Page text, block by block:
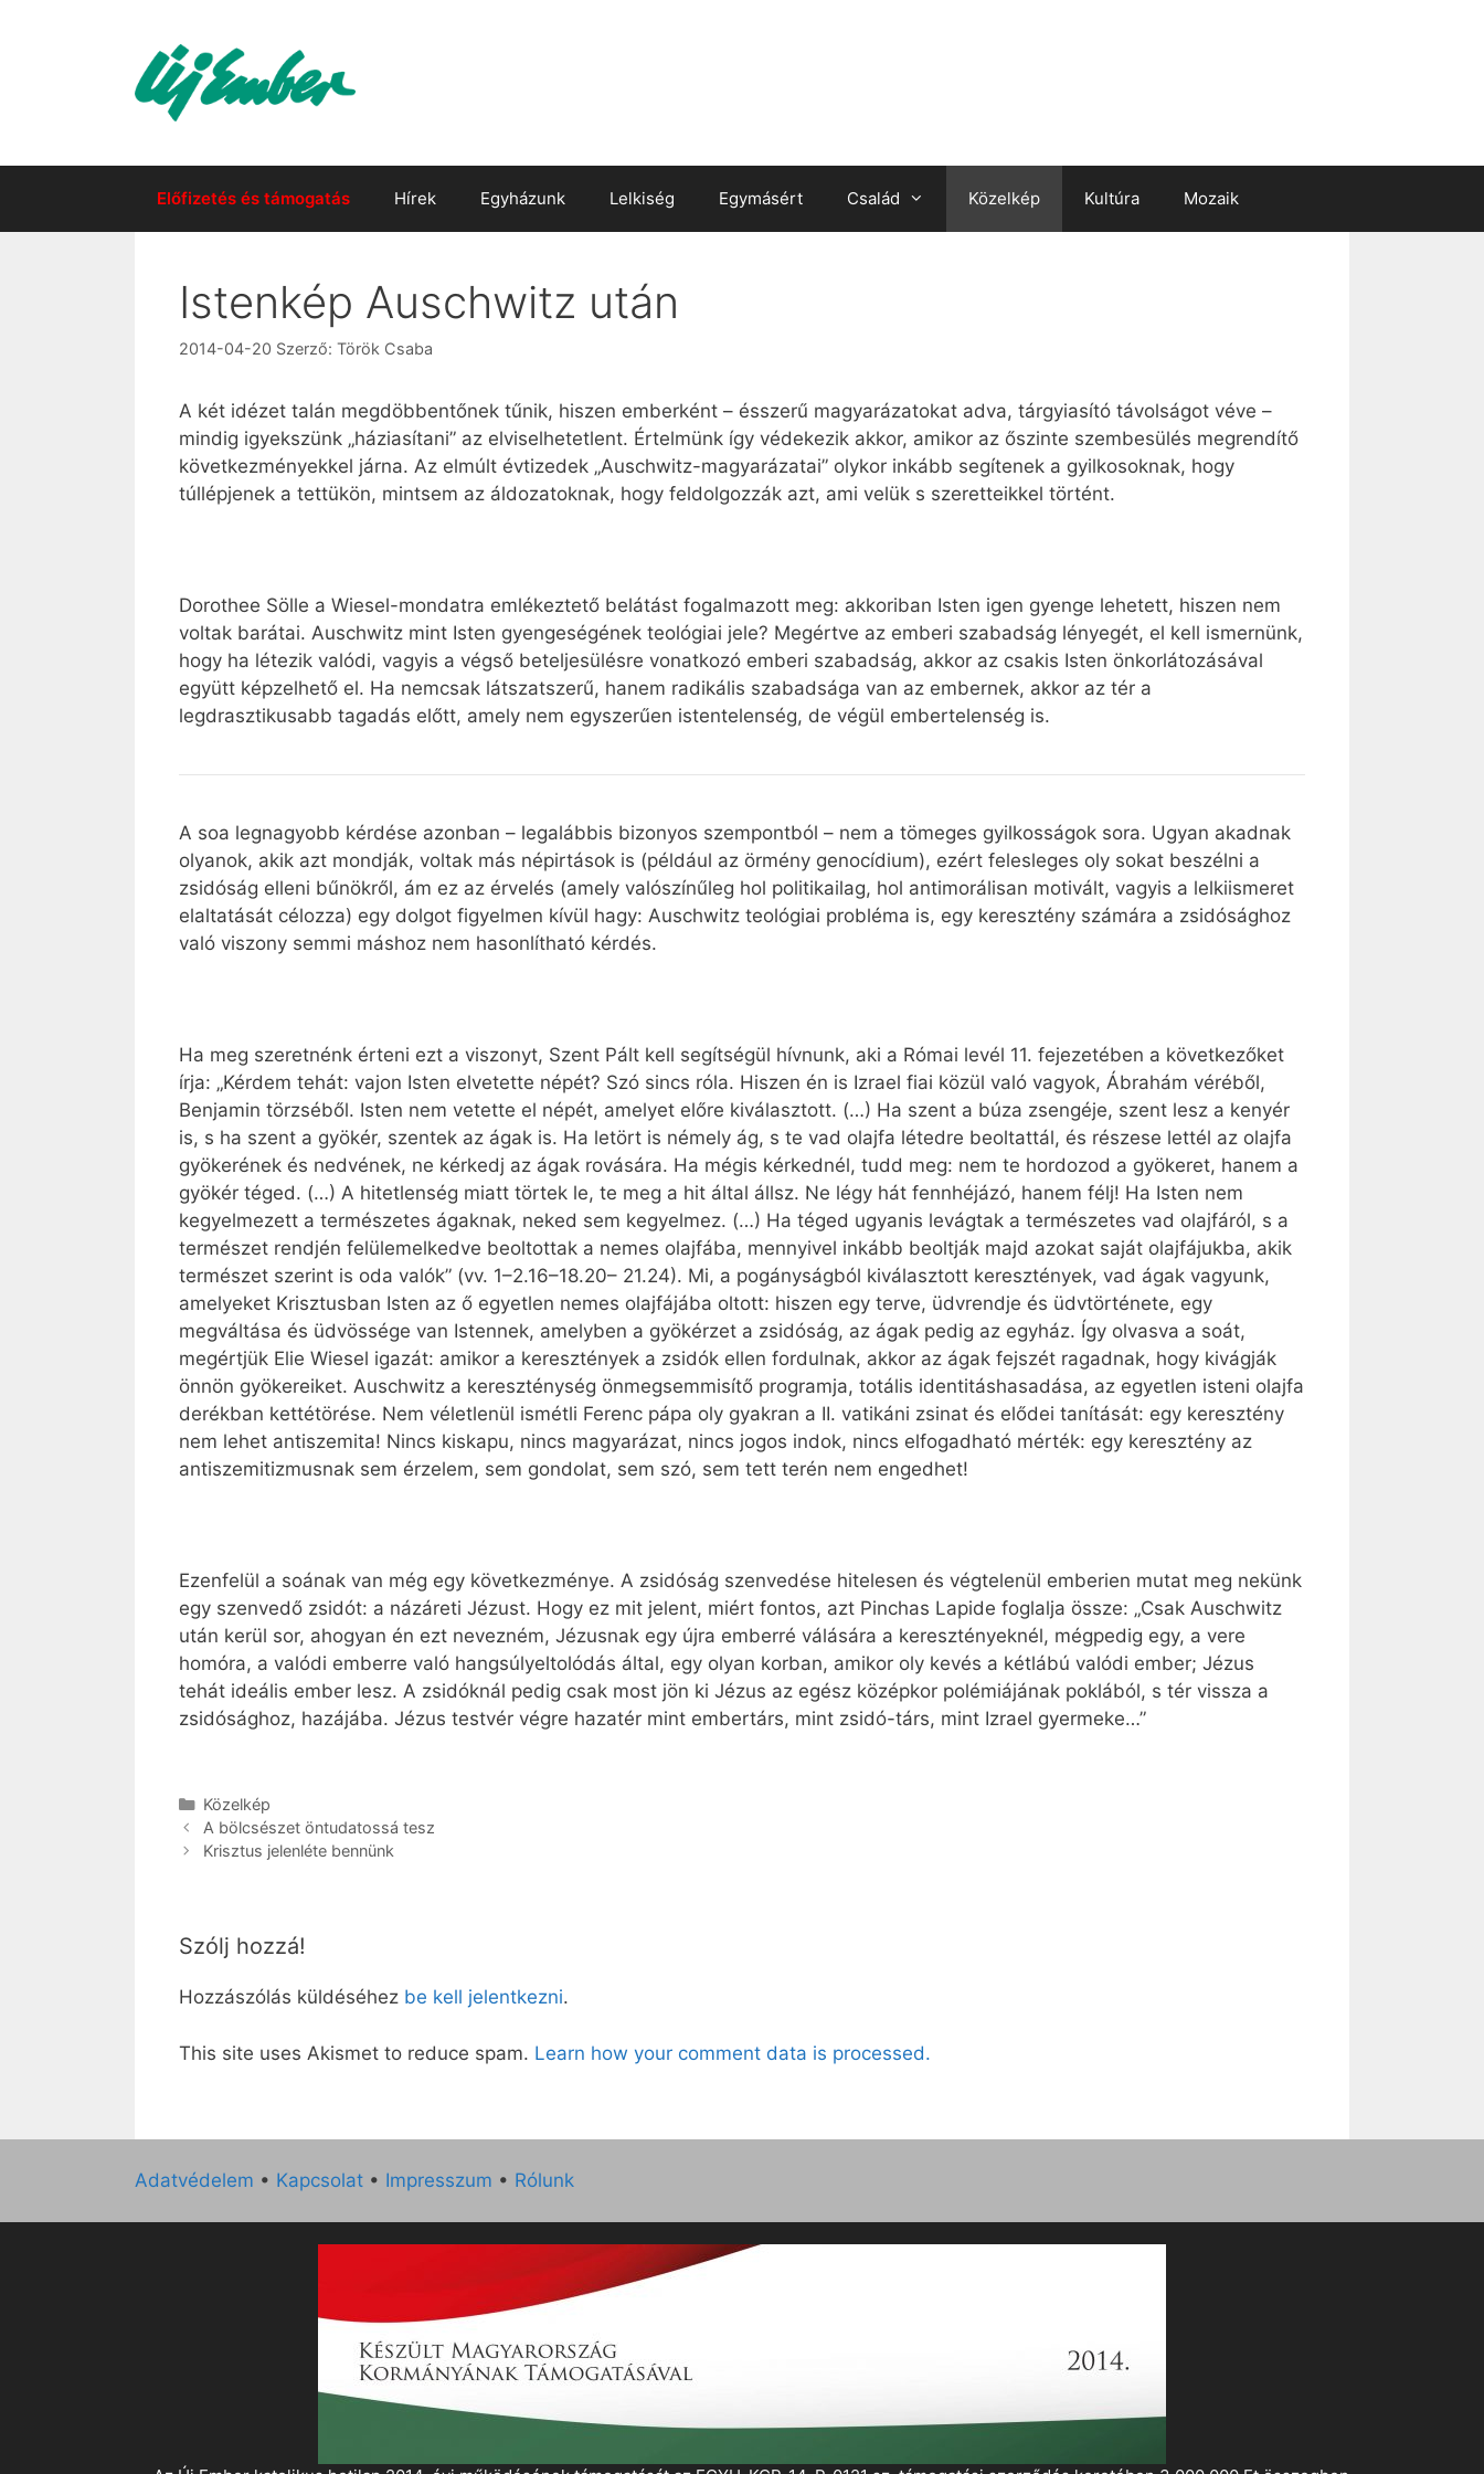
Előfizetés és támogatás Hírek Egyházunk Lelkiség Egymásért Család Közelkép Kultúra Mozaik
Istenkép Auschwitz után
2014-04-20 Szerző: Török Csaba
A két idézet talán megdöbbentőnek tűnik, hiszen emberként – ésszerű magyarázatokat adva, tárgyiasító távolságot véve –
mindig igyekszünk „háziasítani” az elviselhetetlent. Értelmünk így védekezik akkor, amikor az őszinte szembesülés megrendítő
következményekkel járna. Az elmúlt évtizedek „Auschwitz-magyarázatai” olykor inkább segítenek a gyilkosoknak, hogy
túllépjenek a tettükön, mintsem az áldozatoknak, hogy feldolgozzák azt, ami velük s szeretteikkel történt.
Dorothee Sölle a Wiesel-mondatra emlékeztető belátást fogalmazott meg: akkoriban Isten igen gyenge lehetett, hiszen nem
voltak barátai. Auschwitz mint Isten gyengeségének teológiai jele? Megértve az emberi szabadság lényegét, el kell ismernünk,
hogy ha létezik valódi, vagyis a végső beteljesülésre vonatkozó emberi szabadság, akkor az csakis Isten önkorlátozásával
együtt képzelhető el. Ha nemcsak látszatszerű, hanem radikális szabadsága van az embernek, akkor az tér a
legdrasztikusabb tagadás előtt, amely nem egyszerűen istentelenség, de végül embertelenség is.
A soa legnagyobb kérdése azonban – legalábbis bizonyos szempontból – nem a tömeges gyilkosságok sora. Ugyan akadnak
olyanok, akik azt mondják, voltak más népirtások is (például az örmény genocídium), ezért felesleges oly sokat beszélni a
zsidóság elleni bűnökről, ám ez az érvelés (amely valószínűleg hol politikailag, hol antimorálisan motivált, vagyis a lelkiismeret
elaltatását célozza) egy dolgot figyelmen kívül hagy: Auschwitz teológiai probléma is, egy keresztény számára a zsidósághoz
való viszony semmi máshoz nem hasonlítható kérdés.
Ha meg szeretnénk érteni ezt a viszonyt, Szent Pált kell segítségül hívnunk, aki a Római levél 11. fejezetében a következőket
írja: „Kérdem tehát: vajon Isten elvetette népét? Szó sincs róla. Hiszen én is Izrael fiai közül való vagyok, Ábrahám véréből,
Benjamin törzséből. Isten nem vetette el népét, amelyet előre kiválasztott. (…) Ha szent a búza zsengéje, szent lesz a kenyér
is, s ha szent a gyökér, szentek az ágak is. Ha letört is némely ág, s te vad olajfa létedre beoltattál, és részese lettél az olajfa
gyökerének és nedvének, ne kérkedj az ágak rovására. Ha mégis kérkednél, tudd meg: nem te hordozod a gyökeret, hanem a
gyökér téged. (…) A hitetlenség miatt törtek le, te meg a hit által állsz. Ne légy hát fennhéjázó, hanem félj! Ha Isten nem
kegyelmezett a természetes ágaknak, neked sem kegyelmez. (…) Ha téged ugyanis levágtak a természetes vad olajfáról, s a
természet rendjén felülemelkedve beoltottak a nemes olajfába, mennyivel inkább beoltják majd azokat saját olajfájukba, akik
természet szerint is oda valók” (vv. 1–2.16–18.20– 21.24). Mi, a pogányságból kiválasztott keresztények, vad ágak vagyunk,
amelyeket Krisztusban Isten az ő egyetlen nemes olajfájába oltott: hiszen egy terve, üdvrendje és üdvtörténete, egy
megváltása és üdvössége van Istennek, amelyben a gyökérzet a zsidóság, az ágak pedig az egyház. Így olvasva a soát,
megértjük Elie Wiesel igazát: amikor a keresztények a zsidók ellen fordulnak, akkor az ágak fejszét ragadnak, hogy kivágják
önnön gyökereiket. Auschwitz a kereszténység önmegsemmisítő programja, totális identitáshasadása, az egyetlen isteni olajfa
derékban kettétörése. Nem véletlenül ismétli Ferenc pápa oly gyakran a II. vatikáni zsinat és elődei tanítását: egy keresztény
nem lehet antiszemita! Nincs kiskapu, nincs magyarázat, nincs jogos indok, nincs elfogadható mérték: egy keresztény az
antiszemitizmusnak sem érzelem, sem gondolat, sem szó, sem tett terén nem engedhet!
Ezenfelül a soának van még egy következménye. A zsidóság szenvedése hitelesen és végtelenül emberien mutat meg nekünk
egy szenvedő zsidót: a názáreti Jézust. Hogy ez mit jelent, miért fontos, azt Pinchas Lapide foglalja össze: „Csak Auschwitz
után kerül sor, ahogyan én ezt nevezném, Jézusnak egy újra emberré válására a keresztényeknél, mégpedig egy, a vere
homóra, a valódi emberre való hangsúlyeltolódás által, egy olyan korban, amikor oly kevés a kétlábú valódi ember; Jézus
tehát ideális ember lesz. A zsidóknál pedig csak most jön ki Jézus az egész középkor polémiájának poklából, s tér vissza a
zsidósághoz, hazájába. Jézus testvér végre hazatér mint embertárs, mint zsidó-társ, mint Izrael gyermeke…”
Kategória
Közelkép
A bölcsészet öntudatossá tesz
Krisztus jelenléte bennünk
Szólj hozzá!
Hozzászólás küldéséhez be kell jelentkezni.
This site uses Akismet to reduce spam. Learn how your comment data is processed.
Adatvédelem • Kapcsolat • Impresszum • Rólunk